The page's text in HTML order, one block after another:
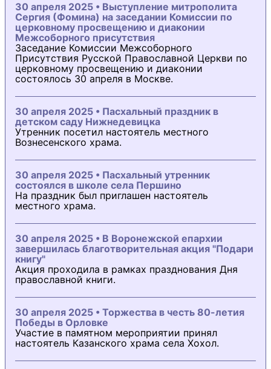
30 апреля 2025 • Выступление митрополита
Сергия (Фомина) на заседании Комиссии по
церковному просвещению и диаконии
Межсоборного присутствия
Заседание Комиссии Межсоборного
Присутствия Русской Православной Церкви по
церковному просвещению и диаконии
состоялось 30 апреля в Москве.
30 апреля 2025 • Пасхальный праздник в
детском саду Нижнедевицка
Утренник посетил настоятель местного
Вознесенского храма.
30 апреля 2025 • Пасхальный утренник
состоялся в школе села Першино
На праздник был приглашен настоятель
местного храма.
30 апреля 2025 • В Воронежской епархии
завершилась благотворительная акция "Подари
книгу"
Акция проходила в рамках празднования Дня
православной книги.
30 апреля 2025 • Торжества в честь 80-летия
Победы в Орловке
Участие в памятном мероприятии принял
настоятель Казанского храма села Хохол.